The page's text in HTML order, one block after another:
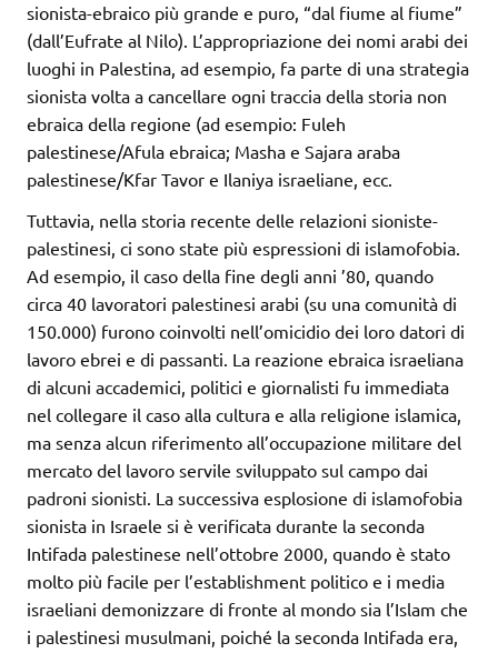
sionista-ebraico più grande e puro, “dal fiume al fiume”
(dall’Eufrate al Nilo). L’appropriazione dei nomi arabi dei
luoghi in Palestina, ad esempio, fa parte di una strategia
sionista volta a cancellare ogni traccia della storia non
ebraica della regione (ad esempio: Fuleh
palestinese/Afula ebraica; Masha e Sajara araba
palestinese/Kfar Tavor e Ilaniya israeliane, ecc.
Tuttavia, nella storia recente delle relazioni sioniste-
palestinesi, ci sono state più espressioni di islamofobia.
Ad esempio, il caso della fine degli anni ’80, quando
circa 40 lavoratori palestinesi arabi (su una comunità di
150.000) furono coinvolti nell’omicidio dei loro datori di
lavoro ebrei e di passanti. La reazione ebraica israeliana
di alcuni accademici, politici e giornalisti fu immediata
nel collegare il caso alla cultura e alla religione islamica,
ma senza alcun riferimento all’occupazione militare del
mercato del lavoro servile sviluppato sul campo dai
padroni sionisti. La successiva esplosione di islamofobia
sionista in Israele si è verificata durante la seconda
Intifada palestinese nell’ottobre 2000, quando è stato
molto più facile per l’establishment politico e i media
israeliani demonizzare di fronte al mondo sia l’Islam che
i palestinesi musulmani, poiché la seconda Intifada era,